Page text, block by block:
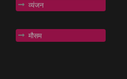
व्यंजन
मौसम